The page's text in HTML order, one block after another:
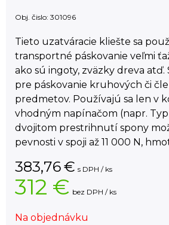
Obj. čislo: 301096
Tieto uzatváracie kliešte sa
transportné páskovanie veľmi
ako sú ingoty, zväzky dreva
pre páskovanie kruhových či
predmetov. Používajú sa len v
vhodným napínačom (napr. Typ
dvojitom prestrihnutí spony
pevnosti v spoji až 11 000 N,
383,76€ s DPH / ks
312 € bez DPH / ks
Na objednávku